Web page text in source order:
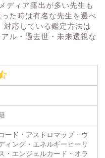
ディア露出が多い先生も
た時は有名な先生を選べ
対応している鑑定方法は
ル・過去世・未来透視な
ード・アストロマップ・ウ
ィング・エネルギーヒーリ
・エンジェルカード・オラ